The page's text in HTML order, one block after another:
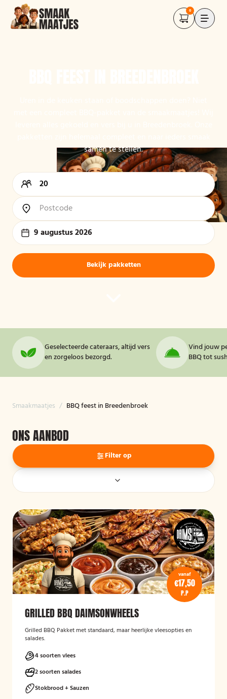
0
samen te stellen.
9 augustus 2026
Bekijk pakketten
Geselecteerde cateraars, altijd vers
en zorgeloos bezorgd.
Vind jouw
BBQ tot
Smaakmaatjes / BBQ feest in Breedenbroek
ONS AANBOD
Filter op
vanaf
€17,50
P.P
GRILLED BBQ DAIMSONWHEELS
Grilled BBQ Pakket met standaard, maar heerlijke vleesopties en
salades.
4 soorten vlees
2 soorten salades
Stokbrood + Sauzen